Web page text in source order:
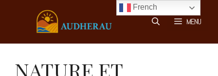
MENU
NATURE ET
French